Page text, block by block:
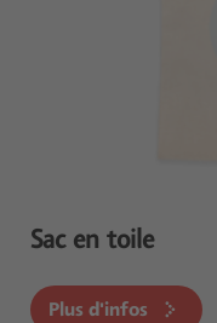
Sac en toile
Plus d'infos